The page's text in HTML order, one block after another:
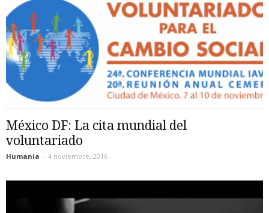
México DF: La cita mundial del
voluntariado
Humania - 4 noviembre, 2016